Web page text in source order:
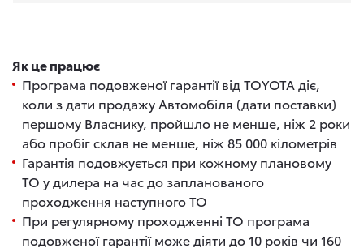
Як це працює
Програма подовженої гарантії від TOYOTA діє,
коли з дати продажу Автомобіля (дати поставки)
першому Власнику, пройшло не менше, ніж 2 роки
або пробіг склав не менше, ніж 85 000 кілометрів
Гарантія подовжується при кожному плановому
ТО у дилера на час до запланованого
проходження наступного ТО
При регулярному проходженні ТО програма
подовженої гарантії може діяти до 10 років чи 160